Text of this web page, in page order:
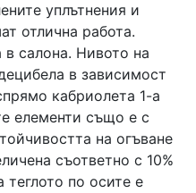
уплътнения и
отлична работа.
салона. Нивото на
в зависимост
кабриолета 1-а
елементи също е с
на огъване
съответно с 10%
теглото по осите е